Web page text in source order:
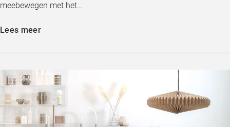
meebewegen met het…
Lees meer